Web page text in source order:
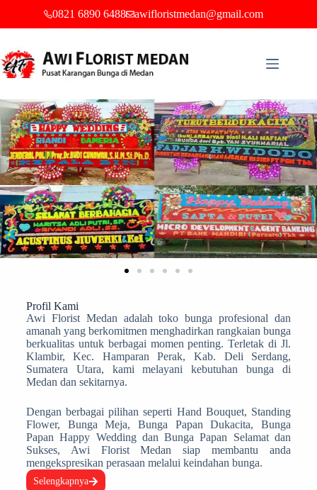
0821 6890 6488 awifloristmedan@gmail.com
Profil Kami
Awi Florist Medan adalah toko bunga profesional dan
amanah yang berkomitmen menghadirkan rangkaian bunga
berkualitas untuk berbagai momen penting. Terletak di Jl.
Klambir, Kec. Hamparan Perak, Kab. Deli Serdang,
Sumatera Utara, kami melayani kebutuhan bunga di
Medan dan sekitarnya.
Dengan berbagai pilihan seperti Hand Bouquet, Standing
Flower, Bunga Meja, Bunga Papan Dukacita, Bunga
Papan Happy Wedding dan Bunga Papan Selamat dan
Sukses, Awi Florist Medan siap membantu anda
mengekspresikan perasaan melalui keindahan bunga.
Selengkapnya